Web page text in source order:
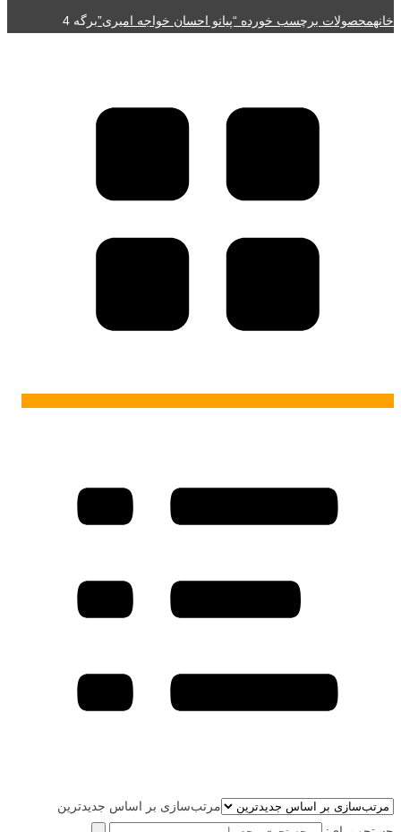
خانهمحصولات برچسب خورده “پیانو احسان خواجه امیری”برگه 4
مرتب‌سازی بر اساس جدیدترین